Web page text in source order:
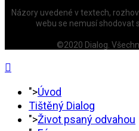
Názory uvedené v textech,
webu se nemusí shodovat
©2020 Dialog.
">Úvod
Tištěný Dialog
">Život psaný odvahou